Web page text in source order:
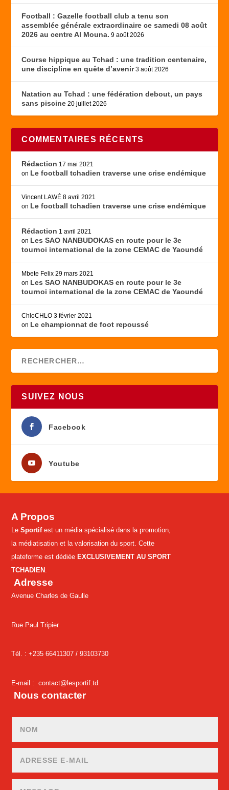
Football : Gazelle football club a tenu son
assemblée générale extraordinaire ce samedi 08 août
2026 au centre Al Mouna. 9 août 2026
Course hippique au Tchad : une tradition centenaire,
une discipline en quête d’avenir 3 août 2026
Natation au Tchad : une fédération debout, un pays
sans piscine 20 juillet 2026
COMMENTAIRES RÉCENTS
Rédaction 17 mai 2021
on Le football tchadien traverse une crise endémique
Vincent LAWÉ 8 avril 2021
on Le football tchadien traverse une crise endémique
Rédaction 1 avril 2021
on Les SAO NANBUDOKAS en route pour le 3e
tournoi international de la zone CEMAC de Yaoundé
Mbete Felix 29 mars 2021
on Les SAO NANBUDOKAS en route pour le 3e
tournoi international de la zone CEMAC de Yaoundé
ChloCHLO 3 février 2021
on Le championnat de foot repoussé
SUIVEZ NOUS
Facebook
Youtube
A Propos
LeSportifest un média spécialisé dans la promotion,
la médiatisation et la valorisation du sport. Cette
plateforme est dédiée EXCLUSIVEMENT AU SPORT
TCHADIEN .
Adresse
Avenue Charles de Gaulle
Rue Paul Tripier
Tél. : +235 66411307 /93103730
E-mail :contact@lesportif.td
Nous contacter